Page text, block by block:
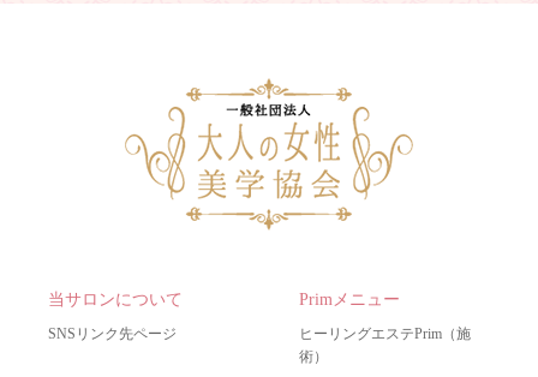
当サロンについて
SNSリンク先ページ
Primメニュー
ヒーリングエステPrim（施
術）